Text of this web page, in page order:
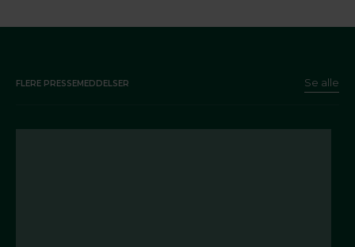
FLERE PRESSEMEDDELSER Se alle